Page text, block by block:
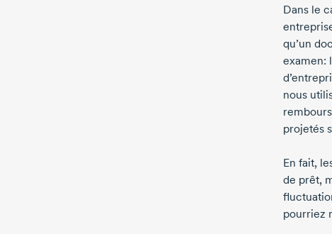
Dans le
qu’un
examen:
nous
projetés
En fait,
de prêt,
pourriez